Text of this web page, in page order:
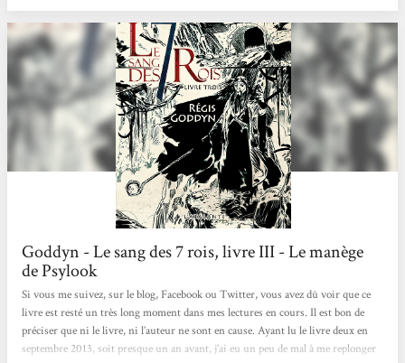
Goddyn - Le sang des 7 rois, livre III - Le manège
de Psylook
Si vous me suivez, sur le blog, Facebook ou Twitter, vous avez dû voir que ce
livre est resté un très long moment dans mes lectures en cours. Il est bon de
préciser que ni le livre, ni l’auteur ne sont en cause. Ayant lu le livre deux en
septembre 2013, soit presque un an avant, j’ai eu un peu de mal à me replonger